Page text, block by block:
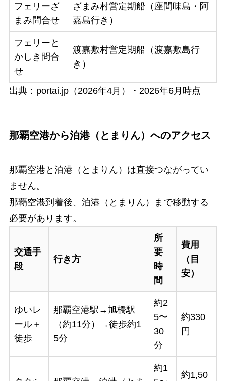
フェリーざ
まみ問合せ
ざまみ村営定期船（座間味島・阿
嘉島行き）
フェリーと
かしき問合
せ
渡嘉敷村営定期船（渡嘉敷島行
き）
出典：portai.jp（2026年4月）・2026年6月時点
那覇空港から泊港（とまりん）へのアクセス
那覇空港と泊港（とまりん）は直接つながってい
ません。
那覇空港到着後、泊港（とまりん）まで移動する
必要があります。
交通手
段
行き方
所
要
時
間
費用
（目
安）
ゆいレ
ール＋
徒歩
那覇空港駅→旭橋駅
（約11分）→徒歩約1
5分
約2
5〜
30
分
約330
円
約1
約1,50